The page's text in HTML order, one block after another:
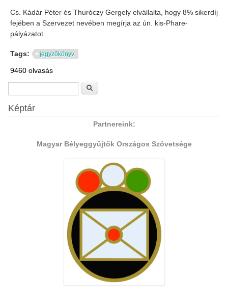
Cs. Kádár Péter és Thuróczy Gergely elvállalta, hogy 8% sikerdíj
fejében a Szervezet nevében megírja az ún. kis-Phare-
pályázatot.
Tags: jegyzőkönyv
9460 olvasás
Keresés űrlap
Képtár
Partnereink:
Magyar Bélyeggyűjtők Országos Szövetsége